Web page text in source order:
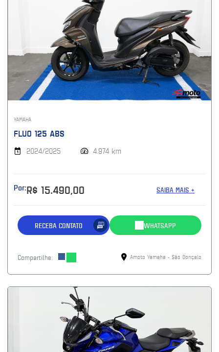
YAMAHA
FLUO 125 ABS
2024/2025 4.974 km
Por:R$ 15.490,00 SAIBA MAIS +
RECEBA CONTATO WHATSAPP
Compartilhe: Amoto Yamaha - São Gonçalo